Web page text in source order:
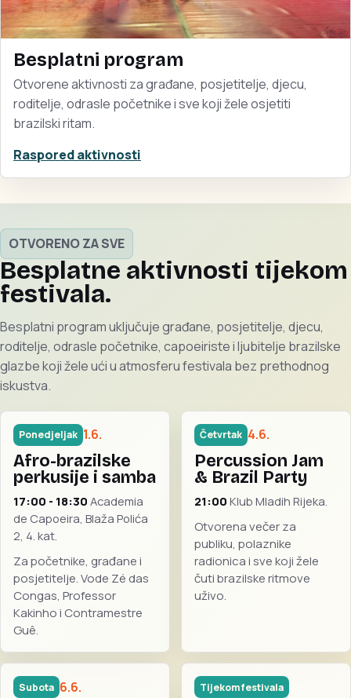
Besplatni program
Otvorene aktivnosti za građane, posjetitelje, djecu,
roditelje, odrasle početnike i sve koji žele osjetiti
brazilski ritam.
Raspored aktivnosti
OTVORENO ZA SVE
Besplatne aktivnosti tijekom
festivala.
Besplatni program uključuje građane, posjetitelje, djecu,
roditelje, odrasle početnike, capoeiriste i ljubitelje brazilske
glazbe koji žele ući u atmosferu festivala bez prethodnog
iskustva.
Ponedjeljak 1.6.
Afro-brazilske
perkusije i samba
17:00 - 18:30 Academia
de Capoeira, Blaža Polića
2, 4. kat.
Za početnike, građane i
posjetitelje. Vode Zé das
Congas, Professor
Kakinho i Contramestre
Guê.
Četvrtak 4.6.
Percussion Jam
& Brazil Party
21:00 Klub Mladih Rijeka.
Otvorena večer za
publiku, polaznike
radionica i sve koji žele
čuti brazilske ritmove
uživo.
Subota 6.6. Tijekom festivala